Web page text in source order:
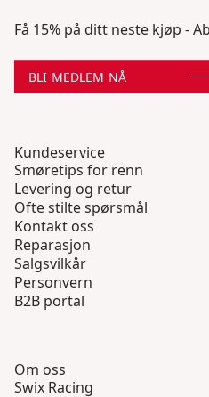
Få 15% på ditt neste kjøp -
BLI MEDLEM NÅ
Kundeservice
Smøretips for renn
Levering og retur
Ofte stilte spørsmål
Kontakt oss
Reparasjon
Salgsvilkår
Personvern
B2B portal
Om oss
Swix Racing